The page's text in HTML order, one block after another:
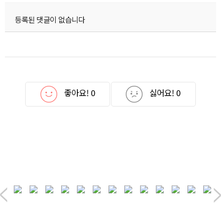
등록된 댓글이 없습니다
좋아요! 0 싫어요! 0